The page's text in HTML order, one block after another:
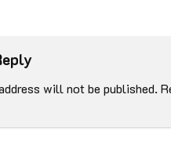
will not be published.